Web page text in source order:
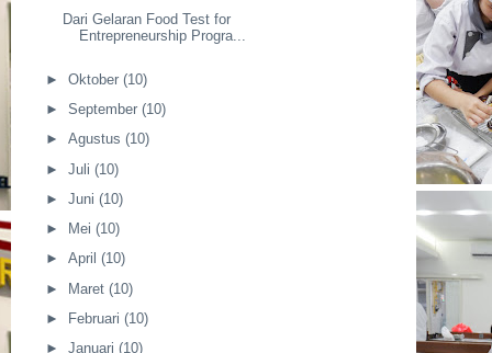
Dari Gelaran Food Test for
Entrepreneurship Progra...
► Oktober (10)
► September (10)
► Agustus (10)
► Juli (10)
► Juni (10)
►
Mei (10)
► April (10)
► Maret (10)
►
Februari (10)
► Januari (10)